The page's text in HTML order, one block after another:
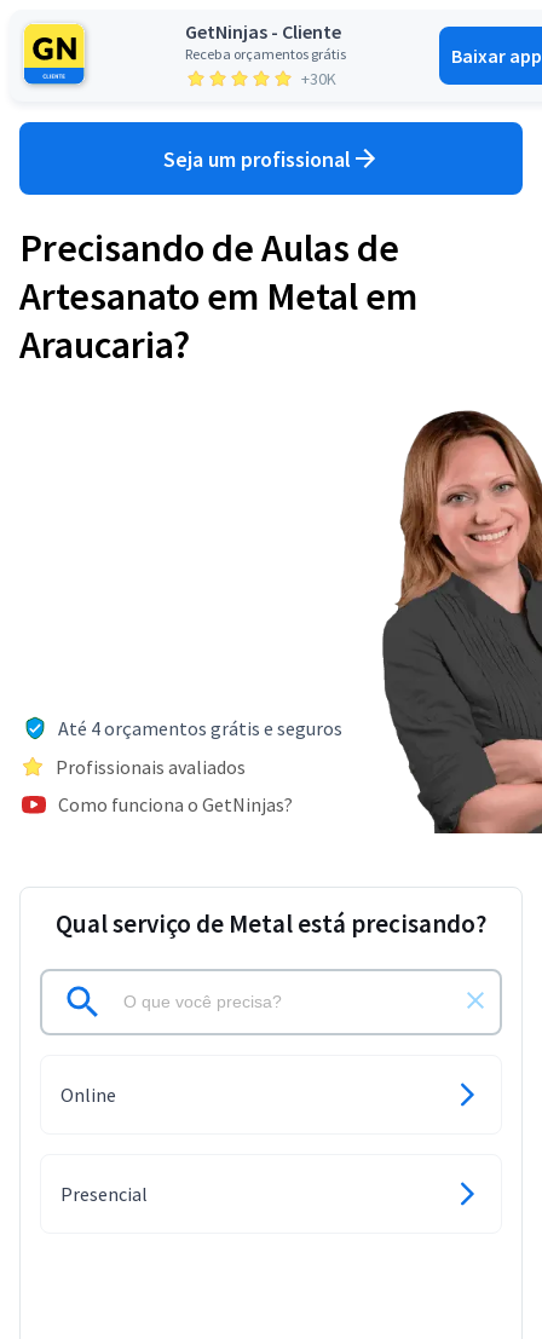
GetNinjas - Cliente
Receba orçamentos grátis
+30K
Baixar app
Seja um profissional
Precisando de Aulas de
Artesanato em Metal em
Araucaria?
Até 4 orçamentos grátis e seguros
Profissionais avaliados
Como funciona o GetNinjas?
Qual serviço de Metal está precisando?
Online
Presencial